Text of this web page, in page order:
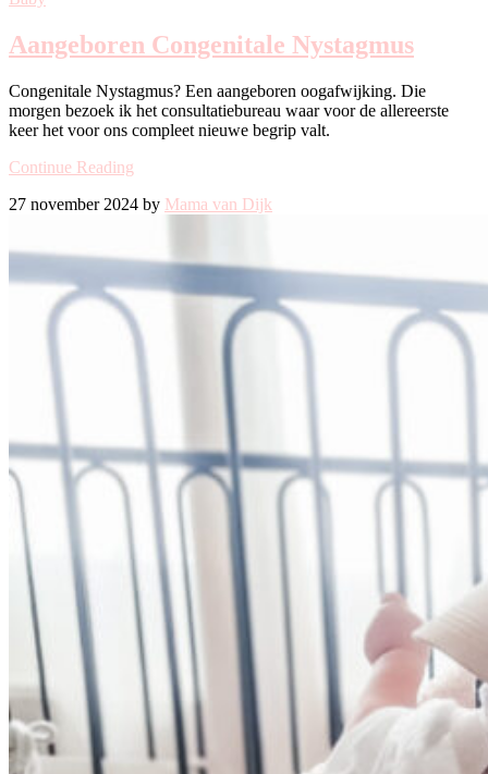
Aangeboren Congenitale Nystagmus
Congenitale Nystagmus? Een aangeboren oogafwijking. Die
morgen bezoek ik het consultatiebureau waar voor de allereerste
keer het voor ons compleet nieuwe begrip valt.
Continue Reading
27 november 2024 by Mama van Dijk